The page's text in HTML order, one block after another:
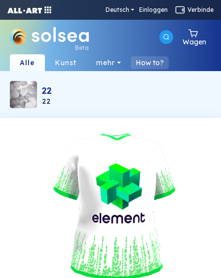
Deutsch Einloggen Verbinde
Beta
Wagen
Alle Kunst mehr How to?
22
22